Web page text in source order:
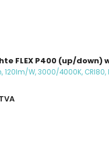
FLEX P400 (up/down)
W, 3000/4000K, CRI80,